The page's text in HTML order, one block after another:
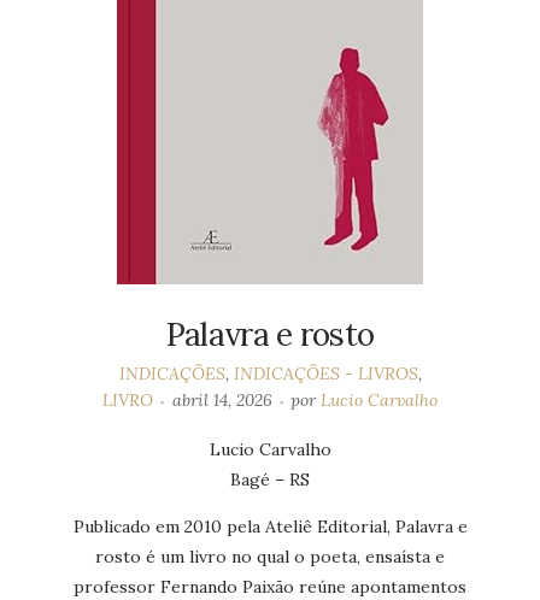
Palavra e rosto
INDICAÇÕES, INDICAÇÕES - LIVROS,
LIVRO
abril 14, 2026 porLucio Carvalho
Lucio Carvalho
Bagé – RS
Publicado em 2010 pela Ateliê Editorial, Palavra e
rosto é um livro no qual o poeta, ensaísta e
professor Fernando Paixão reúne apontamentos